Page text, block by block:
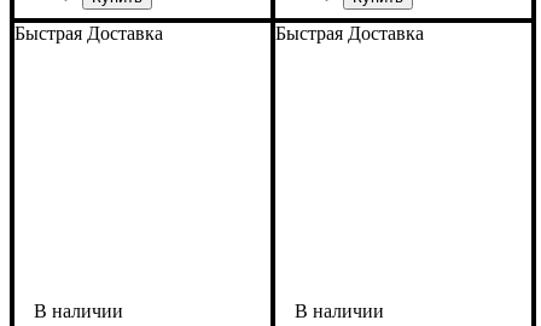
Быстрая Доставка Быстрая Доставка